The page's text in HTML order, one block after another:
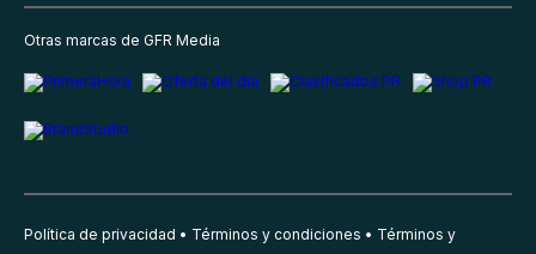
Otras marcas de GFR Media
Política de privacidad Términos y condiciones
Términos y